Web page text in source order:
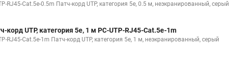
RJ45-Cat.5e-0.5m Патч-корд UTP, категория 5e, 0.5 м, неэкранированный, серый
корд UTP, категория 5e, 1 м PC-UTP-RJ45-Cat.5e-1m
RJ45-Cat.5e-1m Патч-корд UTP, категория 5e, 1 м, неэкранированный, серый